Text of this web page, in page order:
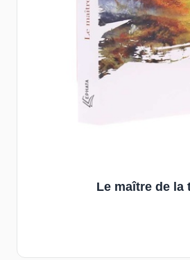
Le maître de la